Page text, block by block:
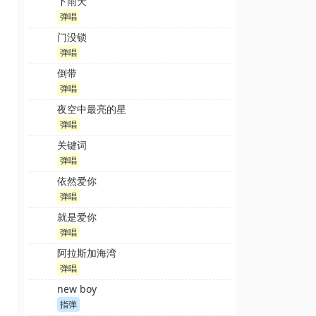
弹唱
门没锁
弹唱
倒带
弹唱
夜空中最亮的星
弹唱
关键词
弹唱
依然爱你
弹唱
就是爱你
弹唱
阿拉斯加海湾
弹唱
new boy
指弹